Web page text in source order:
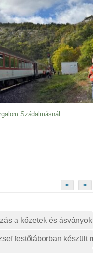
Szádalmásnál
< >
a kőzetek és ásványok
festőtáborban készült